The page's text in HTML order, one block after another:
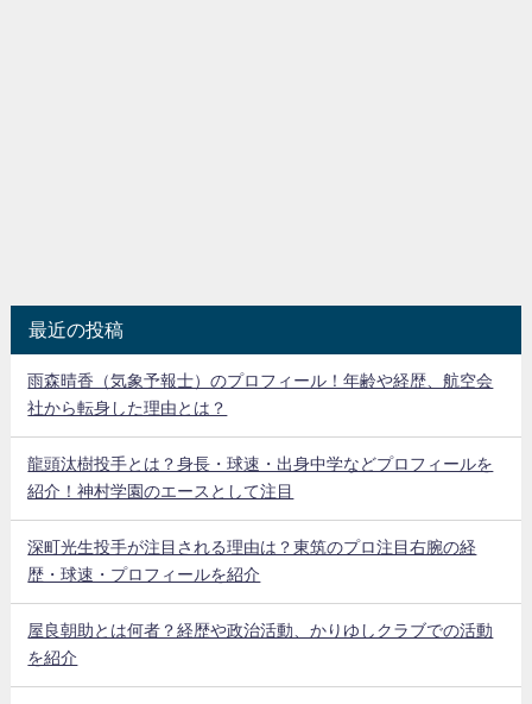
最近の投稿
雨森晴香（気象予報士）のプロフィール！年齢や経歴、航空会
社から転身した理由とは？
龍頭汰樹投手とは？身長・球速・出身中学などプロフィールを
紹介！神村学園のエースとして注目
深町光生投手が注目される理由は？東筑のプロ注目右腕の経
歴・球速・プロフィールを紹介
屋良朝助とは何者？経歴や政治活動、かりゆしクラブでの活動
を紹介